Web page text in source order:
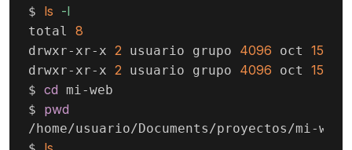
$ ls -l
total 8
drwxr-xr-x 2 usuario grupo 4096 oct 15
drwxr-xr-x 2 usuario grupo 4096 oct 15
$ cd mi-web
$ pwd
/home/usuario/Documents/proyectos/mi-web